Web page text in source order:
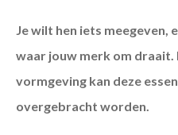
Je wilt hen iets meegeven,
waar jouw merk om
vormgeving kan deze
overgebracht worden.